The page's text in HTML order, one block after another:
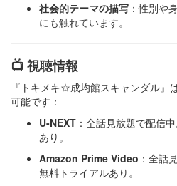
社会的テーマの描写 ：​性別や
にも触れています。​
📺 視聴情報
『トキメキ☆成均館スキャンダル』
可能です：​
U-NEXT ：​全話見放題で配信
あり。
Amazon Prime Video ：​全話
無料トライアルあり。